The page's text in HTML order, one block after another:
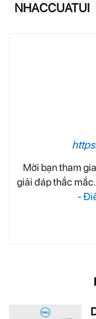
NHACCUATUI
Mời bạn tham
giải đáp thắc
-